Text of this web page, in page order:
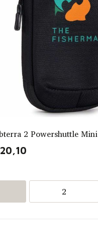
2 Powershuttle Mini
2